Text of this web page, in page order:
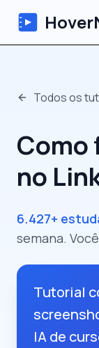
Todos os
Como
no
6.427+
semana.
Tutorial
IA de